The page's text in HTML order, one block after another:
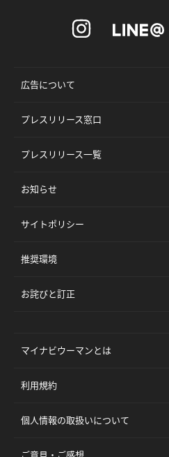
広告について
プレスリリース窓口
プレスリリース一覧
お知らせ
サイトポリシー
推奨環境
お詫びと訂正
マイナビウーマンとは
利用規約
個人情報の取扱いについて